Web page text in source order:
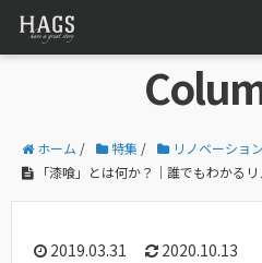
ホーム / 特集 / リノベーショ
「漆喰」とは何か？｜誰でもわかる
2019.03.31 2020.10.13